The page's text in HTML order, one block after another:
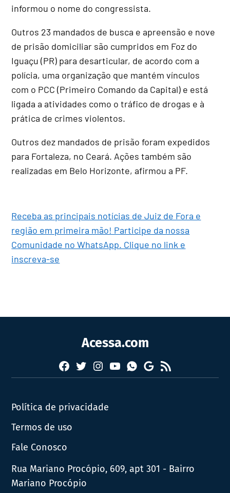
informou o nome do congressista.
Outros 23 mandados de busca e apreensão e nove
de prisão domiciliar são cumpridos em Foz do
Iguaçu (PR) para desarticular, de acordo com a
polícia, uma organização que mantém vínculos
com o PCC (Primeiro Comando da Capital) e está
ligada a atividades como o tráfico de drogas e à
prática de crimes violentos.
Outros dez mandados de prisão foram expedidos
para Fortaleza, no Ceará. Ações também são
realizadas em Belo Horizonte, afirmou a PF.
Receba as principais notícias de Juiz de Fora e
região em primeira mão! Participe da nossa
Comunidade no WhatsApp. Clique no link e
inscreva-se
Acessa.com
Facebook
TwitterInstagram
YouTubeWhatsapp
Google
News
RSS
Política de privacidade
Termos de uso
Fale Conosco
Rua Mariano Procópio, 609, apt 301 - Bairro
Mariano Procópio